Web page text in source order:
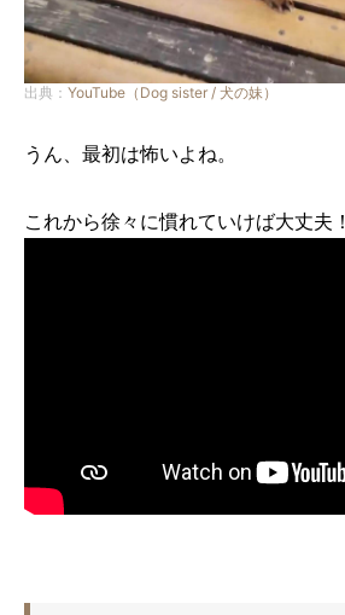
出典： YouTube（Dog sister / 犬の妹）
うん、最初は怖いよね。
これから徐々に慣れていけば大丈夫！